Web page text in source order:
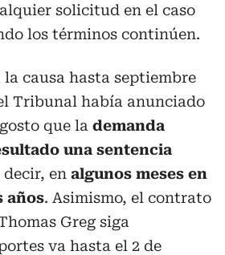
solicitud en el caso
los términos continúen.
la causa hasta septiembre
Tribunal había anunciado
que la demanda
una sentencia
decir, en algunos meses en
años. Asimismo, el contrato
Greg siga
va hasta el 2 de